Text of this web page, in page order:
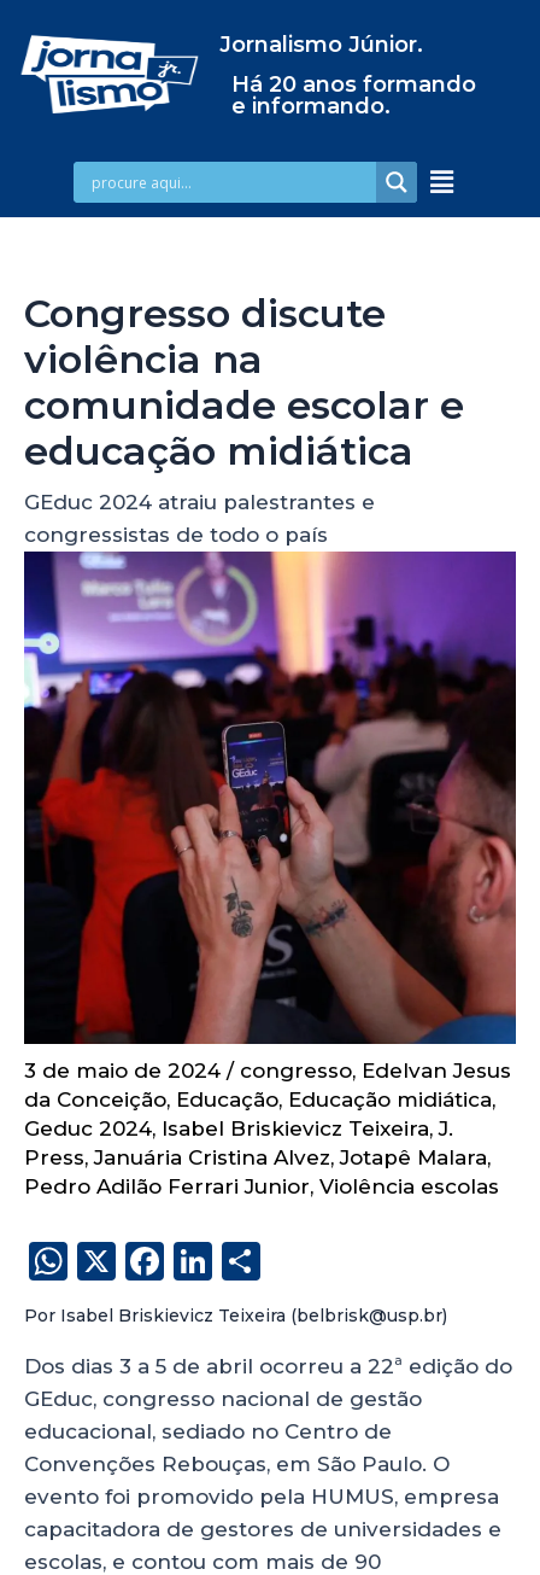
Jornalismo Júnior.
Há 20 anos formando
e informando.
Congresso discute
violência na
comunidade escolar e
educação midiática
GEduc 2024 atraiu palestrantes e
congressistas de todo o país
3 de maio de 2024 / congresso, Edelvan Jesus
da Conceição, Educação, Educação midiática,
Geduc 2024, Isabel Briskievicz Teixeira,J.
Press,Januária Cristina Alvez,Jotapê Malara,
Pedro Adilão Ferrari Junior, Violência escolas
W
h
a
ts
A
p
p
X
F
a
c
e
b
o
o
k
Li
n
k
e
dI
n
h
a
re
Por Isabel Briskievicz Teixeira (belbrisk@usp.br)
Dos dias 3 a 5 de abril ocorreu a 22ª edição do
GEduc, congresso nacional de gestão
educacional, sediado no Centro de
Convenções Rebouças, em São Paulo. O
evento foi promovido pela HUMUS, empresa
capacitadora de gestores de universidades e
escolas, e contou com mais de 90